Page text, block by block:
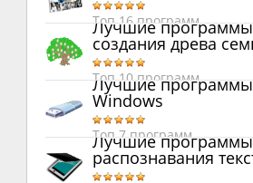
Топ 16 программ
Лучшие
создания древа
Топ 10 программ
Лучшие программы
Windows
Топ 7 программ
Лучшие
распознавания